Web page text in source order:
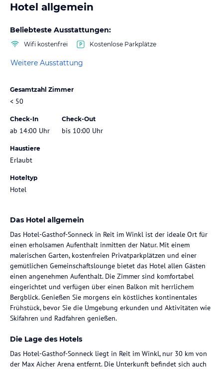
Hotel allgemein
Beliebteste Ausstattungen:
Wifi kostenfrei Kostenlose Parkplätze
Weitere Ausstattung
Gesamtzahl Zimmer
< 50
Check-In
ab 14:00 Uhr
Check-Out
bis 10:00 Uhr
Haustiere
Erlaubt
Hoteltyp
Hotel
Das Hotel allgemein
Das Hotel-Gasthof-Sonneck in Reit im Winkl ist der ideale Ort für
einen erholsamen Aufenthalt inmitten der Natur. Mit einem
malerischen Garten, kostenfreien Privatparkplätzen und einer
gemütlichen Gemeinschaftslounge bietet das Hotel allen Gästen
einen angenehmen Aufenthalt. Die Zimmer sind komfortabel
eingerichtet und verfügen über einen Balkon mit herrlichem
Bergblick. Genießen Sie morgens ein köstliches kontinentales
Frühstück, bevor Sie die Umgebung erkunden und Aktivitäten wie
Skifahren und Radfahren genießen.
Die Lage des Hotels
Das Hotel-Gasthof-Sonneck liegt in Reit im Winkl, nur 30 km von
der Max Aicher Arena entfernt. Die Unterkunft befindet sich auch